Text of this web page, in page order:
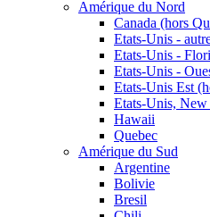
Amérique du Nord
Canada (hors
Etats-Unis -
Etats-Unis -
Etats-Unis -
Etats-Unis Est
Etats-Unis,
Hawaii
Quebec
Amérique du Sud
Argentine
Bolivie
Bresil